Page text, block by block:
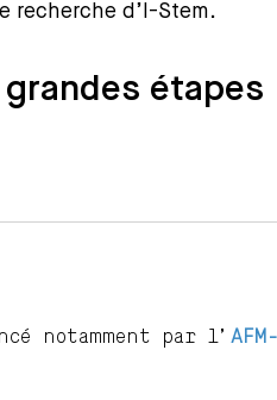
recherche d’I-Stem.
étapes
notamment par l’